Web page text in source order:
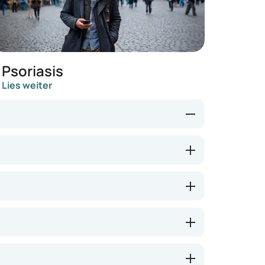
Psoriasis
Lies weiter
Ekzemen reichen diese Produkte jedoch